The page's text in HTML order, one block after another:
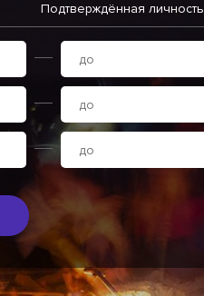
Подтверждённая личность